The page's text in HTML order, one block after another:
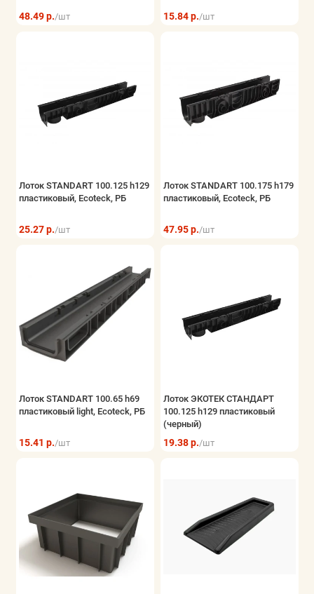
48.49 р./шт 15.84 р./шт
Лоток STANDART 100.125 h129
пластиковый, Ecoteck, РБ
25.27 р./шт
Лоток STANDART 100.175 h179
пластиковый, Ecoteck, РБ
47.95 р./шт
Лоток STANDART 100.65 h69
пластиковый light, Ecoteck, РБ
15.41 р./шт
Лоток ЭКОТЕК СТАНДАРТ
100.125 h129 пластиковый
(черный)
19.38 р./шт